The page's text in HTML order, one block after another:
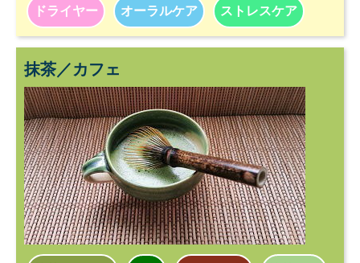
ドライヤー オーラルケア ストレスケア
抹茶／カフェ